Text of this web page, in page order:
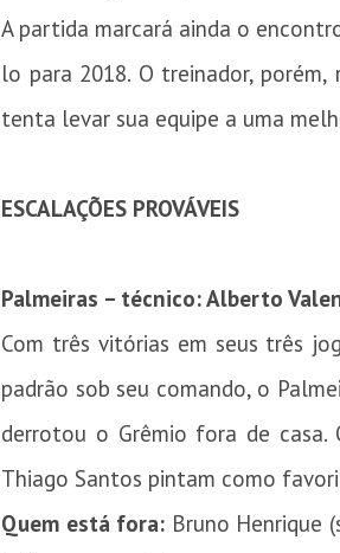
A partida marcará ainda o
lo para 2018. O treinador,
tenta levar sua equipe a uma
ESCALAÇÕES PROVÁVEIS
Palmeiras – técnico: Alberto
Com três vitórias em seus três
padrão sob seu comando, o
derrotou o Grêmio fora de casa.
Thiago Santos pintam como
Quem está fora: Bruno Henrique